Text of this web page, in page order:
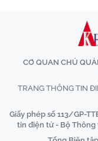
CƠ QUAN CHỦ
TRANG THÔNG TIN
Giấy phép số 113/GP-
tin điện tử - Bộ